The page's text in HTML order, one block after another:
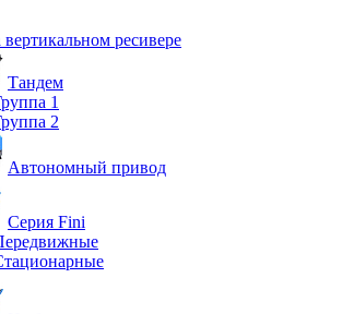
ресивере
Тандем
1
2
Автономный привод
Серия Fini